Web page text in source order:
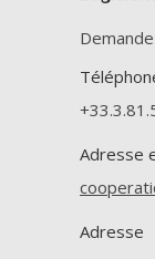
Adresse
Adresse